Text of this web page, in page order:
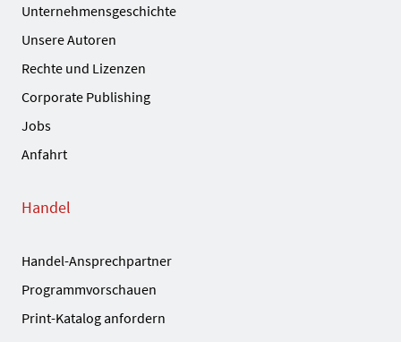
Unternehmensgeschichte
Unsere Autoren
Rechte und Lizenzen
Corporate Publishing
Jobs
Anfahrt
Handel
Handel-Ansprechpartner
Programmvorschauen
Print-Katalog anfordern